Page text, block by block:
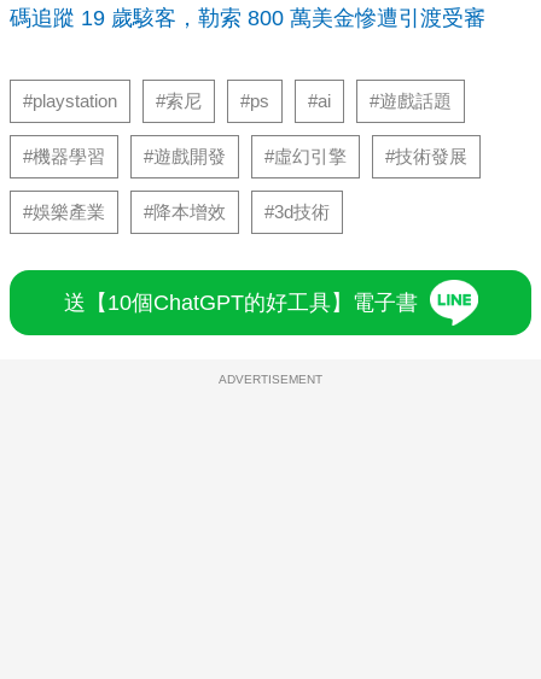
碼追蹤 19 歲駭客，勒索 800 萬美金慘遭引渡受審
#playstation #索尼 #ps #ai #遊戲話題
#機器學習 #遊戲開發 #虛幻引擎 #技術發展
#娛樂產業 #降本增效 #3d技術
送【10個ChatGPT的好工具】電子書
ADVERTISEMENT